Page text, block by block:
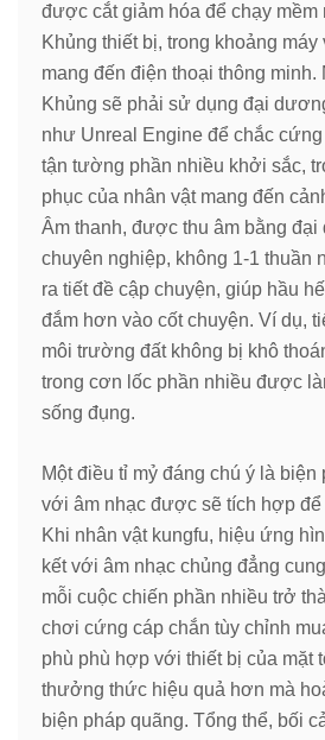
được cắt giảm hóa để chạy mềm
Khủng thiết bị, trong khoảng
mang đến điện thoại thông minh.
Khủng sẽ phải sử dụng đại
như Unreal Engine để chắc
tận tường phần nhiều khởi sắc,
phục của nhân vật mang đến
Âm thanh, được thu âm bằng
chuyên nghiệp, không 1-1 thuần
ra tiết đề cập chuyện, giúp hầu
đắm hơn vào cốt chuyện. Ví dụ,
môi trường đất không bị khô
trong cơn lốc phần nhiều được
sống đụng.
Một điều tỉ mỷ đáng chú ý là biện
với âm nhạc được sẽ tích hợp
Khi nhân vật kungfu, hiệu ứng
kết với âm nhạc chủng đẳng
mỗi cuộc chiến phần nhiều trở
chơi cứng cáp chắn tùy chỉnh
phù phù hợp với thiết bị của mặt
thưởng thức hiệu quả hơn mà
biện pháp quãng. Tổng thể, bối